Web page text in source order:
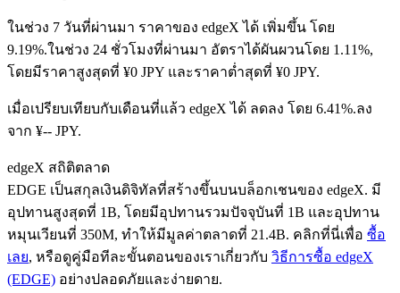
ฟิวเจอร์ส USDC
ในช่วง 7 วันที่ผ่านมา ราคาของ edgeX ได้ เพิ่มขึ้น โดย
9.19%.ในช่วง 24 ชั่วโมงที่ผ่านมา อัตราได้ผันผวนโดย 1.11%,
โดยมีราคาสูงสุดที่ ¥0 JPY และราคาต่ำสุดที่ ¥0 JPY.
เมื่อเปรียบเทียบกับเดือนที่แล้ว edgeX ได้ ลดลง โดย 6.41%.ลง
จาก ¥-- JPY.
edgeX สถิติตลาด
EDGE เป็นสกุลเงินดิจิทัลที่สร้างขึ้นบนบล็อกเชนของ edgeX. มี
อุปทานสูงสุดที่ 1B, โดยมีอุปทานรวมปัจจุบันที่ 1B และอุปทาน
หมุนเวียนที่ 350M, ทำให้มีมูลค่าตลาดที่ 21.4B. คลิกที่นี่เพื่อ ซื้อ
เลย, หรือดูคู่มือทีละขั้นตอนของเราเกี่ยวกับ วิธีการซื้อ edgeX
(EDGE) อย่างปลอดภัยและง่ายดาย.